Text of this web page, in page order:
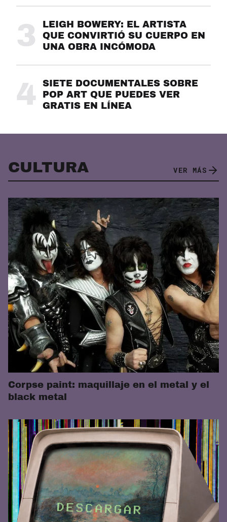
3
LEIGH BOWERY: EL ARTISTA
QUE CONVIRTIÓ SU CUERPO EN
UNA OBRA INCÓMODA
4
SIETE DOCUMENTALES SOBRE
POP ART QUE PUEDES VER
GRATIS EN LÍNEA
CULTURA VER MÁS
Corpse paint: maquillaje en el metal y el
black metal